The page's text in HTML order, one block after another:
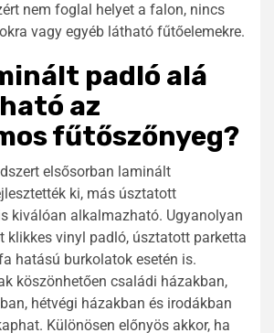
nem foglal helyet a falon, nincs
vagy egyéb látható fűtőelemekre.
padló alá
az
fűtőszőnyeg?
elsősorban laminált
ki, más úsztatott
kiválóan alkalmazható. Ugyanolyan
klikkes vinyl padló, úsztatott parketta
hatású burkolatok esetén is.
köszönhetően családi házakban,
hétvégi házakban és irodákban
Különösen előnyös akkor, ha